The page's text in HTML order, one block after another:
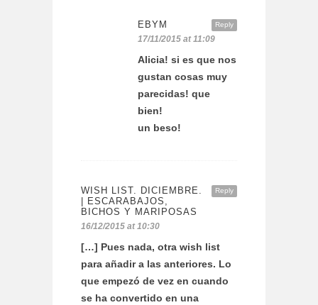
Reply
EBYM
17/11/2015 at 11:09
Alicia! si es que nos
gustan cosas muy
parecidas! que
bien!
un beso!
Reply
WISH LIST. DICIEMBRE.
| ESCARABAJOS,
BICHOS Y MARIPOSAS
16/12/2015 at 10:30
[…] Pues nada, otra wish list
para añadir a las anteriores. Lo
que empezó de vez en cuando
se ha convertido en una